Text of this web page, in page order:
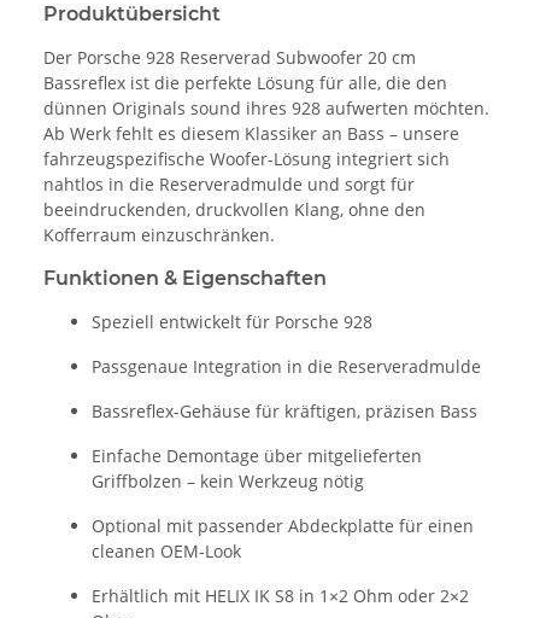
Produktübersicht
Der Porsche 928 Reserverad Subwoofer 20 cm
Bassreflex ist die perfekte Lösung für alle, die den
dünnen Originals sound ihres 928 aufwerten möchten.
Ab Werk fehlt es diesem Klassiker an Bass – unsere
fahrzeugspezifische Woofer-Lösung integriert sich
nahtlos in die Reserveradmulde und sorgt für
beeindruckenden, druckvollen Klang, ohne den
Kofferraum einzuschränken.
Funktionen & Eigenschaften
Speziell entwickelt für Porsche 928
Passgenaue Integration in die Reserveradmulde
Bassreflex-Gehäuse für kräftigen, präzisen Bass
Einfache Demontage über mitgelieferten
Griffbolzen – kein Werkzeug nötig
Optional mit passender Abdeckplatte für einen
cleanen OEM-Look
Erhältlich mit HELIX IK S8 in 1×2 Ohm oder 2×2